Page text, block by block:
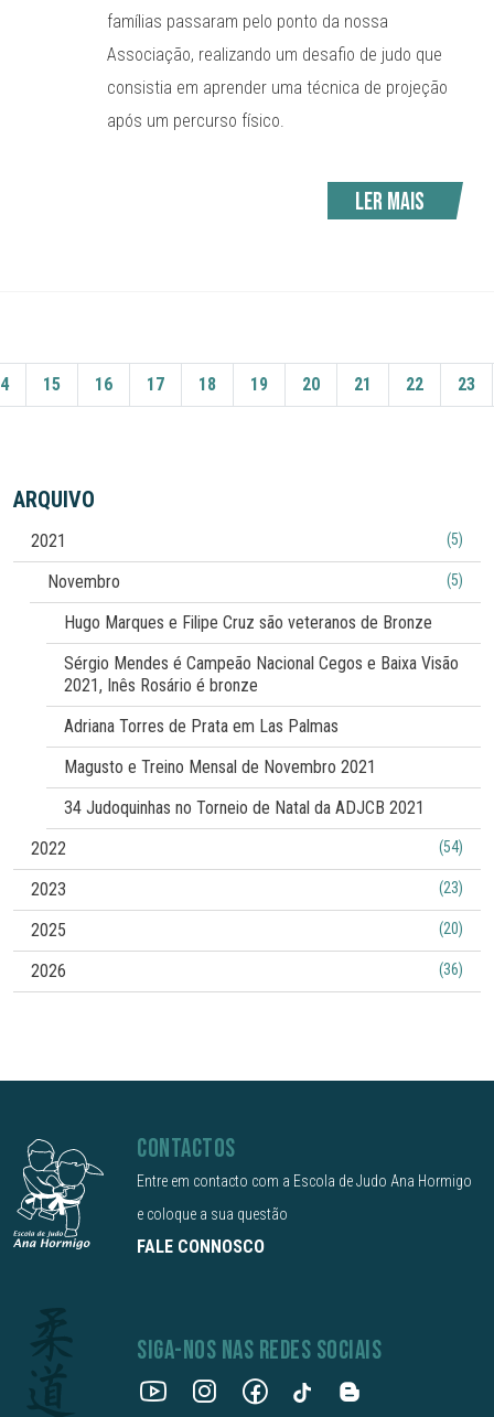
famílias passaram pelo ponto da nossa
Associação, realizando um desafio de judo que
consistia em aprender uma técnica de projeção
após um percurso físico.
Ler mais
15 16 17 18 19 20 21 22 23
ARQUIVO
2021 (5)
Novembro (5)
Hugo Marques e Filipe Cruz são veteranos de Bronze
Sérgio Mendes é Campeão Nacional Cegos e Baixa Visão
2021, Inês Rosário é bronze
Adriana Torres de Prata em Las Palmas
Magusto e Treino Mensal de Novembro 2021
34 Judoquinhas no Torneio de Natal da ADJCB 2021
2022
(54)
2023 (23)
2025 (20)
2026 (36)
CONTACTOS
Entre em contacto com a Escola de Judo Ana Hormigo
e coloque a sua questão
FALE CONNOSCO
SIGA-NOS NAS REDES SOCIAIS